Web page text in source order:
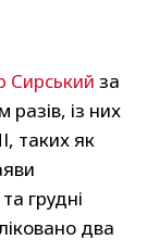
Сирський за
разів, із них
таких як
грудні
два